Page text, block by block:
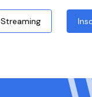
Streaming